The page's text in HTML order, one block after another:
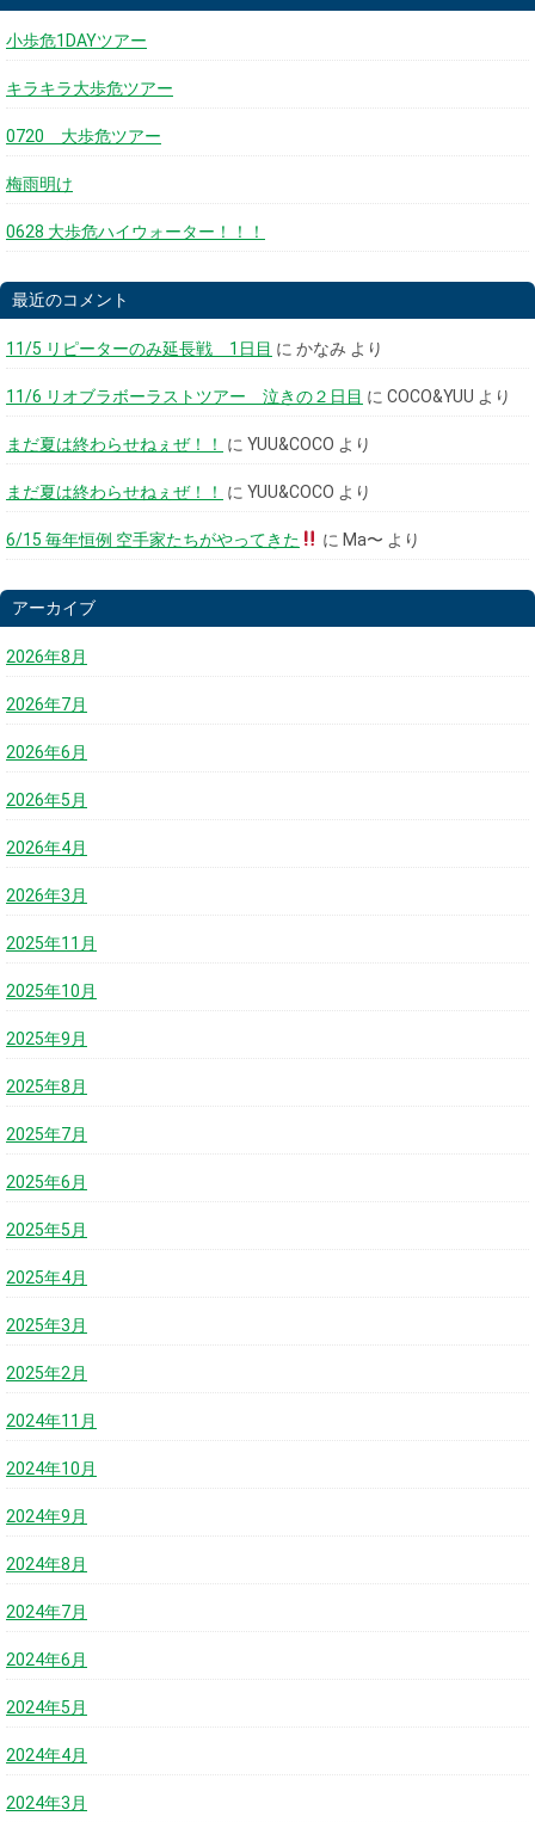
小歩危1DAYツアー
キラキラ大歩危ツアー
0720 大歩危ツアー
梅雨明け
0628 大歩危ハイウォーター！！！
最近のコメント
11/5 リピーターのみ延長戦 1日目 に かなみ より
11/6 リオブラボーラストツアー 泣きの２日目 に COCO&YUU より
まだ夏は終わらせねぇぜ！！ に YUU&COCO より
まだ夏は終わらせねぇぜ！！ に YUU&COCO より
6/15 毎年恒例 空手家たちがやってきた に Ma〜 より
アーカイブ
2026年8月
2026年7月
2026年6月
2026年5月
2026年4月
2026年3月
2025年11月
2025年10月
2025年9月
2025年8月
2025年7月
2025年6月
2025年5月
2025年4月
2025年3月
2025年2月
2024年11月
2024年10月
2024年9月
2024年8月
2024年7月
2024年6月
2024年5月
2024年4月
2024年3月